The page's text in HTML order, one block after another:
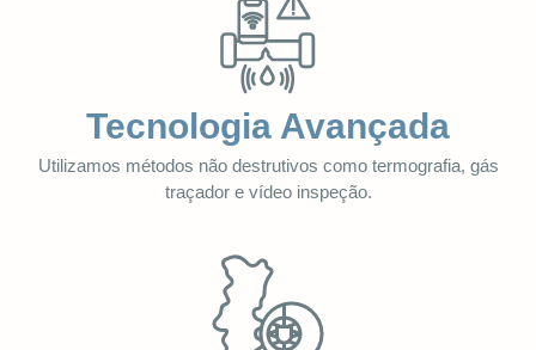
Tecnologia Avançada
Utilizamos métodos não destrutivos como termografia, gás
traçador e vídeo inspeção.